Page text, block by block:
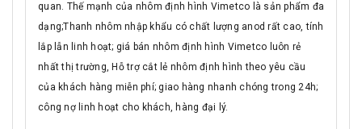
quan. Thế mạnh của nhôm định hình Vimetco là sản phẩm đa
dạng;Thanh nhôm nhập khẩu có chất lượng anod rất cao, tính
lắp lẫn linh hoạt; giá bán nhôm định hình Vimetco luôn rẻ
nhất thị trường, Hỗ trợ cắt lẻ nhôm định hình theo yêu cầu
của khách hàng miễn phí; giao hàng nhanh chóng trong 24h;
công nợ linh hoạt cho khách, hàng đại lý.